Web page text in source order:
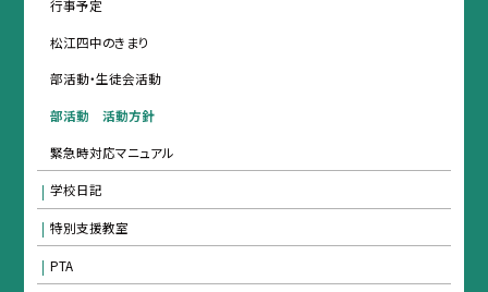
行事予定
松江四中のきまり
部活動・生徒会活動
部活動 活動方針
緊急時対応マニュアル
学校日記
特別支援教室
PTA